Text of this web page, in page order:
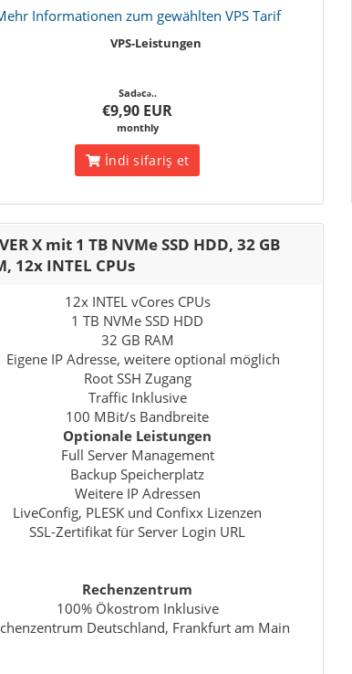
Informationen zum gewählten VPS Tarif
VPS-Leistungen
Sadəcə..
€9,90 EUR
monthly
İndi sifariş et
X mit 1 TB NVMe SSD HDD, 32 GB
12x INTEL CPUs
12x INTEL vCores CPUs
1 TB NVMe SSD HDD
32 GB RAM
Eigene IP Adresse, weitere optional möglich
Root SSH Zugang
Traffic Inklusive
100 MBit/s Bandbreite
Optionale Leistungen
Full Server Management
Backup Speicherplatz
Weitere IP Adressen
LiveConfig, PLESK und Confixx Lizenzen
SSL-Zertifikat für Server Login URL
Rechenzentrum
100% Ökostrom Inklusive
Deutschland, Frankfurt am Main